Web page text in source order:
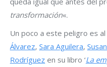
transformación«.
Un poco a este peligro es
Álvarez, Sara Aguilera,
Rodríguez en su libro ‘La